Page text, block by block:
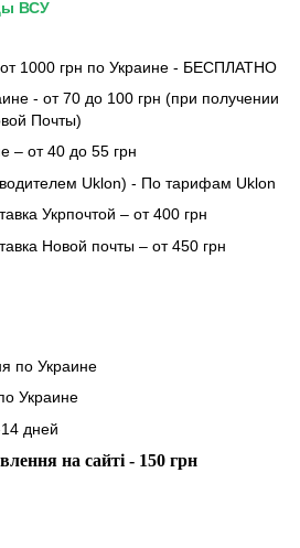
ВСУ
1000 грн по Украине - БЕСПЛАТНО
- от 70 до 100 грн (при получении
Почты)
– от 40 до 55 грн
Uklon) - По тарифам Uklon
Укрпочтой – от 400 грн
Новой почты – от 450 грн
по Украине
Украине
дней
на сайті - 150 грн